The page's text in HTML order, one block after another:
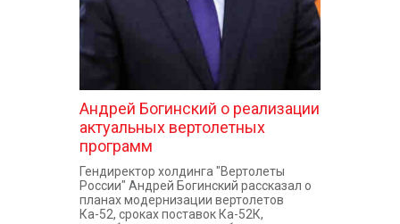
Андрей Богинский о реализации
актуальных вертолетных
программ
Гендиректор холдинга "Вертолеты
России" Андрей Богинский рассказал о
планах модернизации вертолетов
Ка-52, сроках поставок Ка-52К,